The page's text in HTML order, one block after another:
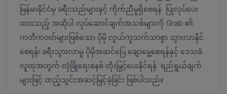
မြန်မာနိုင်ငံမှ ခရီးသည်များနှင့် ကိုက်ညီမှုရှိစေရန် ပြုလုပ်ပေး
ထားသည့် အဆိုပါ လုပ်ဆောင်ချက်အသစ်များကို Grab ၏
ကတိကဝတ်များဖြစ်သော ပိုမို လွယ်ကူသက်သာစွာ သွားလာနိုင်
စေရန်၊ ခရီးသွားလာမှု ပိုမိုအဆင်ပြေ ချောမွေ့စေရန်နှင့် ဒေသခံ
လူထုအတွက် လုံခြုံရေးစနစ် တိုးမြှင့်ပေးနိုင်ရန် ရည်ရွယ်ချက်
များဖြင့် ထည့်သွင်းအဆင့်မြှင့်ခဲ့ခြင်း ဖြစ်ပါသည်။